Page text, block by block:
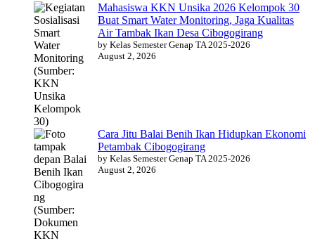
Mahasiswa KKN Unsika 2026 Kelompok 30
Buat Smart Water Monitoring, Jaga Kualitas
Air Tambak Ikan Desa Cibogogirang
by Kelas Semester Genap TA 2025-2026
August 2, 2026
Cara Jitu Balai Benih Ikan Hidupkan Ekonomi
Petambak Cibogogirang
by Kelas Semester Genap TA 2025-2026
August 2, 2026